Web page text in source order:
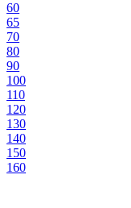
60
65
70
80
90
100
110
120
130
140
150
160